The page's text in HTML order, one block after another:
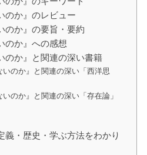
のか』のレビュー
のか』の要旨・要約
のか』への感想
のか』と関連の深い書籍
いのか』と関連の深い「西洋思
いのか』と関連の深い「存在論」
義・歴史・学ぶ方法をわかり